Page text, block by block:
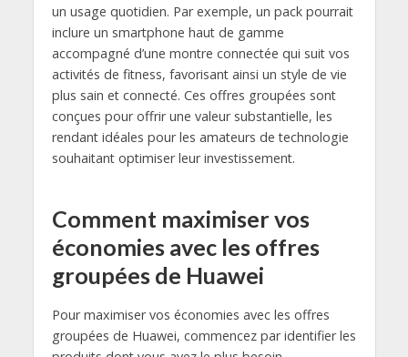
un usage quotidien. Par exemple, un pack pourrait
inclure un smartphone haut de gamme
accompagné d’une montre connectée qui suit vos
activités de fitness, favorisant ainsi un style de vie
plus sain et connecté. Ces offres groupées sont
conçues pour offrir une valeur substantielle, les
rendant idéales pour les amateurs de technologie
souhaitant optimiser leur investissement.
Comment maximiser vos
économies avec les offres
groupées de Huawei
Pour maximiser vos économies avec les offres
groupées de Huawei, commencez par identifier les